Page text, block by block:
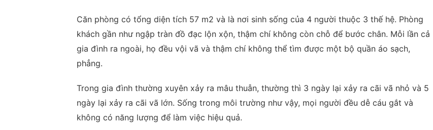
Căn phòng có tổng diện tích 57 m2 và là nơi sinh sống của 4 người thuộc 3 thế hệ. Phòng
khách gần như ngập tràn đồ đạc lộn xộn, thậm chí không còn chỗ để bước chân. Mỗi lần cả
gia đình ra ngoài, họ đều vội vã và thậm chí không thể tìm được một bộ quần áo sạch,
phẳng.
Trong gia đình thường xuyên xảy ra mâu thuẫn, thường thì 3 ngày lại xảy ra cãi vã nhỏ và 5
ngày lại xảy ra cãi vã lớn. Sống trong môi trường như vậy, mọi người đều dễ cáu gắt và
không có năng lượng để làm việc hiệu quả.